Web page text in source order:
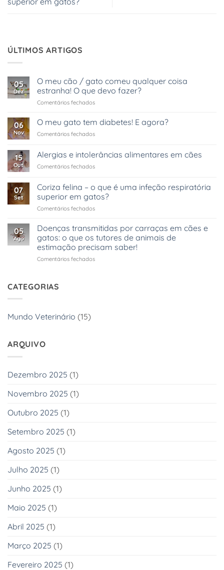
ÚLTIMOS ARTIGOS
05
Dez
O meu cão / gato comeu qualquer coisa
estranha! O que devo fazer?
Comentários fechadosem
meu
cão
/
comeu
coisa
O
que
fazer?
06
Nov
O meu gato tem diabetes! E agora?
Comentários fechadosem
meu
gato
tem
agora?
15
Out
Alergias e intolerâncias alimentares em cães
Comentários fechadosem
intolerâncias
alimentares
em
07
Set
Coriza felina – o que é uma infeção respiratória
superior em gatos?
Comentários fechadosem
felina
–
o
que
é
05
Ago
Doenças transmitidas por carraças em cães e
gatos: o que os tutores de animais de
estimação precisam saber!
Comentários fechadosem
CATEGORIAS
Mundo Veterinário (15)
ARQUIVO
Dezembro 2025 (1)
Novembro 2025 (1)
Outubro 2025 (1)
Setembro 2025 (1)
Agosto 2025 (1)
Julho 2025 (1)
Junho 2025 (1)
Maio 2025 (1)
Abril 2025 (1)
Março 2025 (1)
Fevereiro 2025 (1)